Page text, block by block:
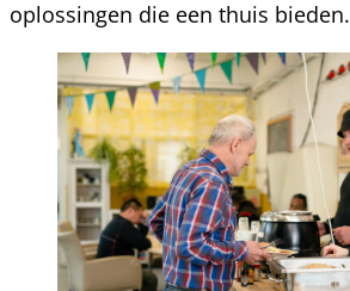
oplossingen die een thuis bieden.